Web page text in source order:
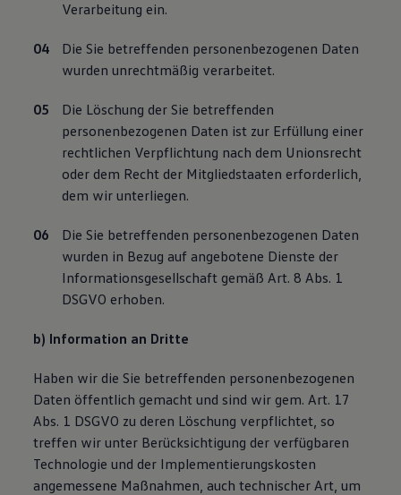
Verarbeitung ein.
Die Sie betreffenden personenbezogenen Daten
wurden unrechtmäßig verarbeitet.
Die Löschung der Sie betreffenden
personenbezogenen Daten ist zur Erfüllung einer
rechtlichen Verpflichtung nach dem Unionsrecht
oder dem Recht der Mitgliedstaaten erforderlich,
dem wir unterliegen.
Die Sie betreffenden personenbezogenen Daten
wurden in Bezug auf angebotene Dienste der
Informationsgesellschaft gemäß Art. 8 Abs. 1
DSGVO erhoben.
b) Information an Dritte
Haben wir die Sie betreffenden personenbezogenen
Daten öffentlich gemacht und sind wir gem. Art. 17
Abs. 1 DSGVO zu deren Löschung verpflichtet, so
treffen wir unter Berücksichtigung der verfügbaren
Technologie und der Implementierungskosten
angemessene Maßnahmen, auch technischer Art, um